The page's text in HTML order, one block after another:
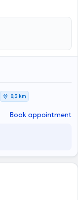
8,3 km
Book appointment